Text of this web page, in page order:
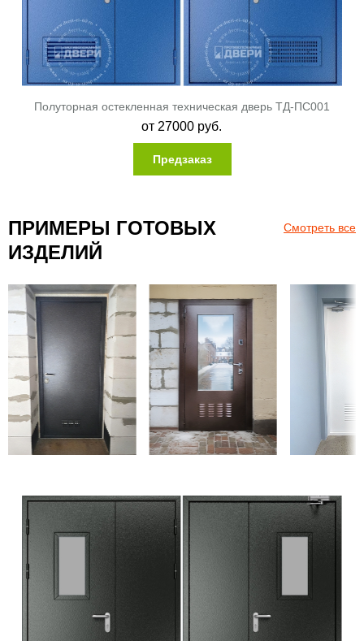
Полуторная остекленная техническая дверь ТД-ПС001
от 27000 руб.
Предзаказ
ПРИМЕРЫ ГОТОВЫХ
ИЗДЕЛИЙ
Смотреть все